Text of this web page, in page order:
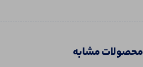
محصولات مشابه